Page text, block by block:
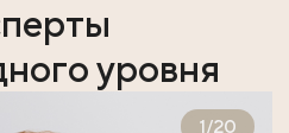
уровня
1/20